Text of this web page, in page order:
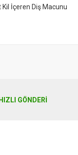
İçeren Diş Macunu
GÖNDERI